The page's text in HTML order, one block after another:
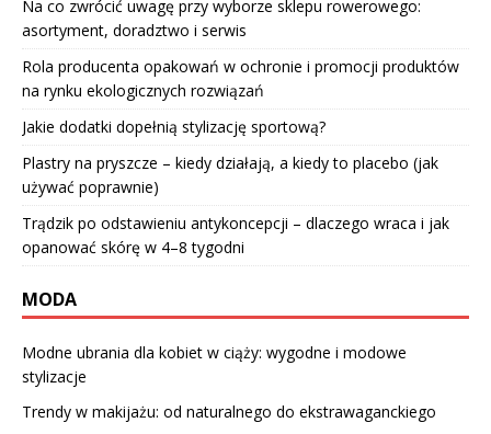
Na co zwrócić uwagę przy wyborze sklepu rowerowego:
asortyment, doradztwo i serwis
Rola producenta opakowań w ochronie i promocji produktów
na rynku ekologicznych rozwiązań
Jakie dodatki dopełnią stylizację sportową?
Plastry na pryszcze – kiedy działają, a kiedy to placebo (jak
używać poprawnie)
Trądzik po odstawieniu antykoncepcji – dlaczego wraca i jak
opanować skórę w 4–8 tygodni
MODA
Modne ubrania dla kobiet w ciąży: wygodne i modowe
stylizacje
Trendy w makijażu: od naturalnego do ekstrawaganckiego